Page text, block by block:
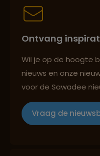
Persoonlijk en
Reizen met oog
Ontvang
Wil je op de hoogte
nieuws en onze
voor de Sawadee
Vraag de